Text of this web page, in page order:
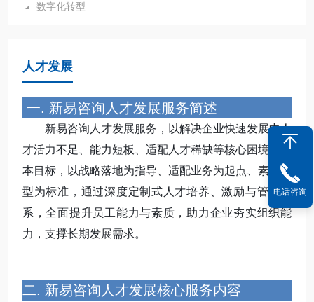
数字化转型
人才发展
一. 新易咨询人才发展服务简述
新易咨询人才发展服务，以解决企业快速发展中人
才活力不足、能力短板、适配人才稀缺等核心困境为根
本目标，以战略落地为指导、适配业务为起点、素质模
型为标准，通过深度定制式人才培养、激励与管理体
系，全面提升员工能力与素质，助力企业夯实组织能
力，支撑长期发展需求。
二. 新易咨询人才发展核心服务内容
电话咨询